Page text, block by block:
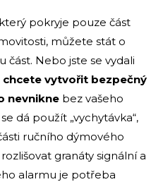
pokryje pouze část
můžete stát o
část. Nebo jste se vydali
chcete vytvořit bezpečný
nevnikne bez vašeho
dá použít „vychytávka“,
ručního dýmového
granáty signální a
alarmu je potřeba